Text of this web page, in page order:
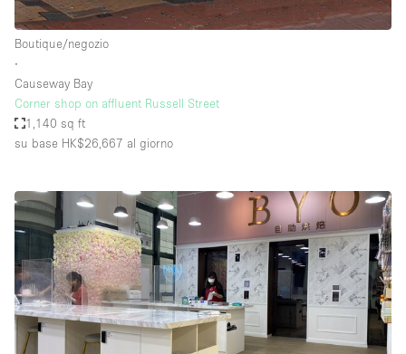
Boutique/negozio
∙
Causeway Bay
Corner shop on affluent Russell Street
1,140 sq ft
su base HK$26,667 al giorno